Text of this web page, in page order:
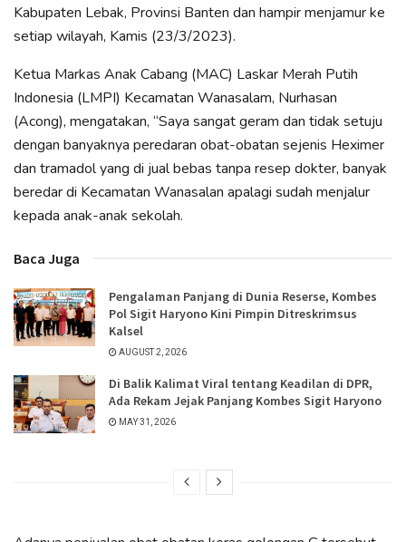
Kabupaten Lebak, Provinsi Banten dan hampir menjamur ke
setiap wilayah, Kamis (23/3/2023).
Ketua Markas Anak Cabang (MAC) Laskar Merah Putih
Indonesia (LMPI) Kecamatan Wanasalam, Nurhasan
(Acong), mengatakan, “Saya sangat geram dan tidak setuju
dengan banyaknya peredaran obat-obatan sejenis Heximer
dan tramadol yang di jual bebas tanpa resep dokter, banyak
beredar di Kecamatan Wanasalan apalagi sudah menjalur
kepada anak-anak sekolah.
Baca Juga
Pengalaman Panjang di Dunia Reserse, Kombes
Pol Sigit Haryono Kini Pimpin Ditreskrimsus
Kalsel
AUGUST 2, 2026
Di Balik Kalimat Viral tentang Keadilan di DPR,
Ada Rekam Jejak Panjang Kombes Sigit Haryono
MAY 31, 2026